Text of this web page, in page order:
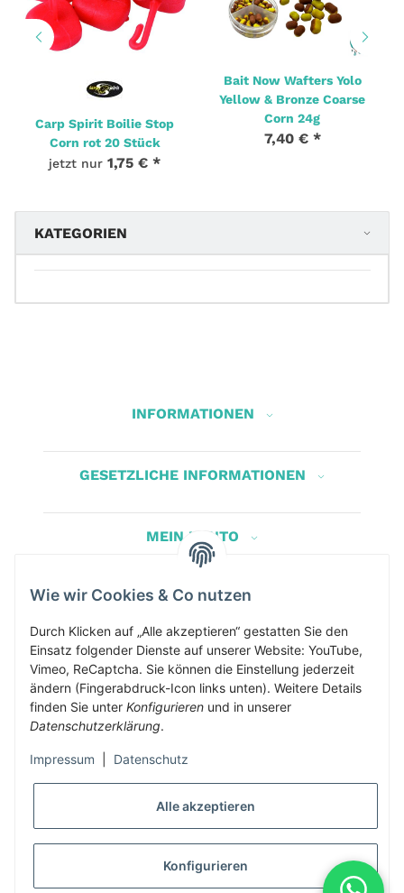
Carp Spirit Boilie Stop
Corn rot 20 Stück
jetzt nur 1,75 € *
Bait Now Wafters Yolo
Yellow & Bronze Coarse
Corn 24g
7,40 € *
KATEGORIEN
INFORMATIONEN
GESETZLICHE INFORMATIONEN
MEIN KONTO
Herbis Anglerladen
Inh.Herbert Schinnerl
Kirchdorf am Inn 5
4982 Kirchdorf am Inn
info@herbis-anglerladen.at
Alle Preise inklusive gesetzlicher Mwst., exklusive Versand- &
Servicekosten
Wie wir Cookies & Co nutzen
Durch Klicken auf „Alle akzeptieren“ gestatten Sie den
Einsatz folgender Dienste auf unserer Website: YouTube,
Vimeo, ReCaptcha. Sie können die Einstellung jederzeit
ändern (Fingerabdruck-Icon links unten). Weitere Details
finden Sie unter Konfigurieren und in unserer
Datenschutzerklärung.
Impressum Datenschutz
Alle akzeptieren
Konfigurieren